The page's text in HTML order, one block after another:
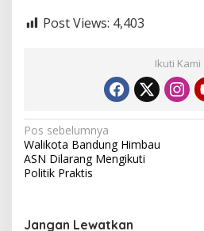
Post Views: 4,403
Ikuti Kami
N
a
v
g
Pos sebelumnya
Walikota Bandung Himbau
ASN Dilarang Mengikuti
Politik Praktis
Jangan Lewatkan